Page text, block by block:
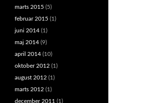
marts 2015 (5)
februar 2015 (1)
juni 2014 (1)
maj 2014 (9)
april 2014 (10)
oktober 2012 (1)
august 2012 (1)
marts 2012 (1)
december 2011 (1)